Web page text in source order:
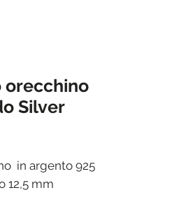
orecchino
Silver
in argento 925
12,5 mm